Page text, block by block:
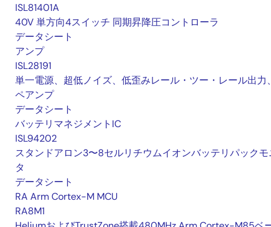
ISL81401A
40V 単方向4スイッチ 同期昇降圧コントローラ
データシート
アンプ
ISL28191
単一電源、超低ノイズ、低歪みレール・ツー・レール出力
ペアンプ
データシート
バッテリマネジメントIC
ISL94202
スタンドアロン3〜8セルリチウムイオンバッテリパックモ
タ
データシート
RA Arm Cortex-M MCU
RA8M1